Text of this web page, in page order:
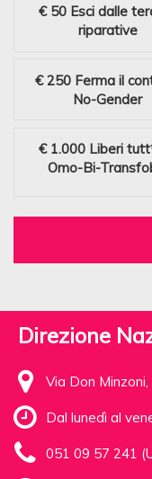
€ 50 Esci dalle
riparative
€ 250 Ferma il
No-Gender
€ 1.000 Liberi
Omo-Bi-
Direzione
Via Don
Dal lunedì al
051 09 57 241